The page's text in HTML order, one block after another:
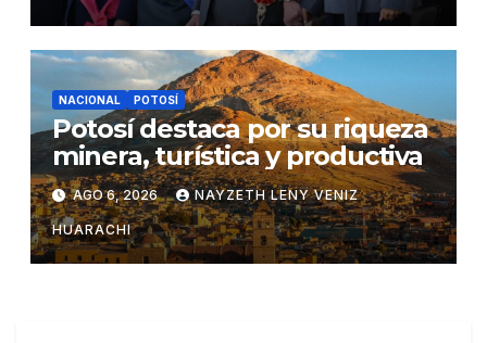
NACIONAL POTOSÍ
Potosí destaca por su riqueza
minera, turística y productiva
AGO 6, 2026 NAYZETH LENY VENIZ
HUARACHI